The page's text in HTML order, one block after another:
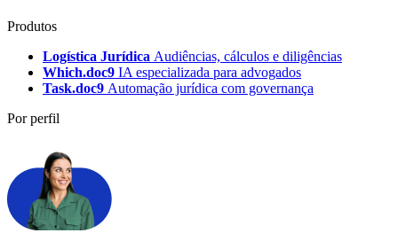
Produtos
Logística Jurídica Audiências, cálculos e diligências
Which.doc9 IA especializada para advogados
Task.doc9 Automação jurídica com governança
Por perfil